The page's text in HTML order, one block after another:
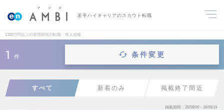
若手ハイキャリアのスカウト転職
1300万円以上の管理部長の転職・求人情報
1 件 条件変更
すべて 新着のみ 掲載終了間近
掲載期間 26/08/06～26/08/19